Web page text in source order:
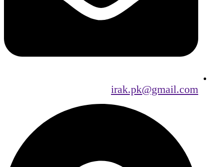
irak.pk@gmail.com